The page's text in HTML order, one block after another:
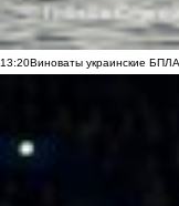
13:20Виноваты украинские